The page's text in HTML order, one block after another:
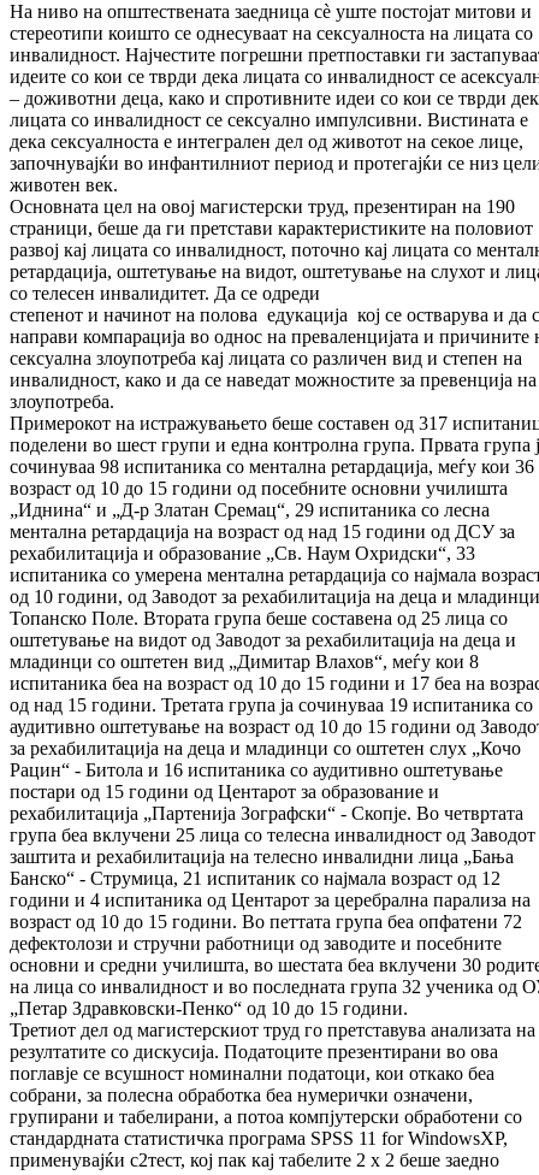
На ниво на општествената заедница сè уште постојат митови и
стереотипи коишто се однесуваат на сексуалноста на лицата со
инвалидност. Најчестите погрешни претпоставки ги
идеите со кои се тврди дека лицата со инвалидност се
– доживотни деца, како и спротивните идеи со кои се тврди
лицата со инвалидност се сексуално импулсивни. Вистината е
дека сексуалноста е интегрален дел од животот на секое лице,
започнувајќи во инфантилниот период и протегајќи се низ
животен век.
Основната цел на овој магистерски труд, презентиран на 190
страници, беше да ги претстави карактеристиките на половиот
развој кај лицата со инвалидност, поточно кај лицата со
ретардација, оштетување на видот, оштетување на слухот и
со телесен инвалидитет. Да се одреди
степенот и начинот на полова едукација кој се остварува и да
направи компарација во однос на преваленцијата и причините
сексуална злоупотреба кај лицата со различен вид и степен на
инвалидност, како и да се наведат можностите за превенција на
злоупотреба.
Примерокот на истражувањето беше составен од 317
поделени во шест групи и една контролна група. Првата група
сочинуваа 98 испитаника со ментална ретардација, меѓу кои 36
возраст од 10 до 15 години од посебните основни училишта
„Иднина“ и „Д-р Златан Сремац“, 29 испитаника со лесна
ментална ретардација на возраст од над 15 години од ДСУ за
рехабилитација и образование „Св. Наум Охридски“, 33
испитаника со умерена ментална ретардација со најмала
од 10 години, од Заводот за рехабилитација на деца и
Топанско Поле. Втората група беше составена од 25 лица со
оштетување на видот од Заводот за рехабилитација на деца и
младинци со оштетен вид „Димитар Влахов“, меѓу кои 8
испитаника беа на возраст од 10 до 15 години и 17 беа на
од над 15 години. Третата група ја сочинуваа 19 испитаника со
аудитивно оштетување на возраст од 10 до 15 години од
за рехабилитација на деца и младинци со оштетен слух „Кочо
Рацин“ - Битола и 16 испитаника со аудитивно оштетување
постари од 15 години од Центарот за образование и
рехабилитација „Партенија Зографски“ - Скопје. Во четвртата
група беа вклучени 25 лица со телесна инвалидност од Заводот
заштита и рехабилитација на телесно инвалидни лица „Бања
Банско“ - Струмица, 21 испитаник со најмала возраст од 12
години и 4 испитаника од Центарот за церебрална парализа на
возраст од 10 до 15 години. Во петтата група беа опфатени 72
дефектолози и стручни работници од заводите и посебните
основни и средни училишта, во шестата беа вклучени 30
на лица со инвалидност и во последната група 32 ученика од
„Петар Здравковски-Пенко“ од 10 до 15 години.
Третиот дел од магистерскиот труд го претставува анализата на
резултатите со дискусија. Податоците презентирани во ова
поглавје се всушност номинални податоци, кои откако беа
собрани, за полесна обработка беа нумерички означени,
групирани и табелирани, а потоа компјутерски обработени со
стандардната статистичка програма SPSS 11 for WindowsXP,
применувајќи c2тест, кој пак кај табелите 2 x 2 беше заедно